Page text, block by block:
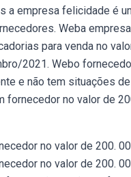
a empresa felicidade é
Weba
para venda no
2021. Webo
e não tem situações
fornecedor no valor de
no valor de 200.
no valor de 200.